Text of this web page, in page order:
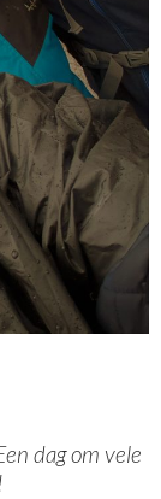
dag om vele